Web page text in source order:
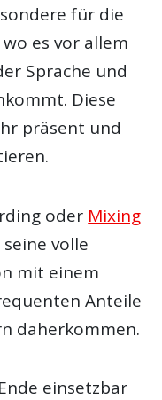
für die
es vor allem
Sprache und
Diese
präsent und
oder Mixing
volle
mit einem
Anteile
daherkommen.
einsetzbar